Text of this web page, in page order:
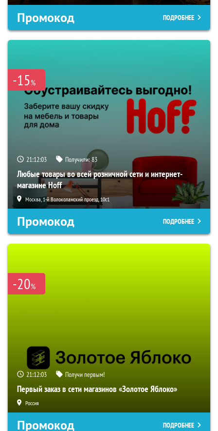
Промокод ПОДРОБНЕЕ
-15%
21:12:02 Получили:83
Любые товары во всей розничной сети и интернет-
магазине Hoff
Москва, 1-й Волоколамский проезд, 10с1
Промокод ПОДРОБНЕЕ
-20%
21:12:02 Получи первым!
Первый заказ в сети магазинов «Золотое Яблоко»
Россия
Промокод ПОДРОБНЕЕ